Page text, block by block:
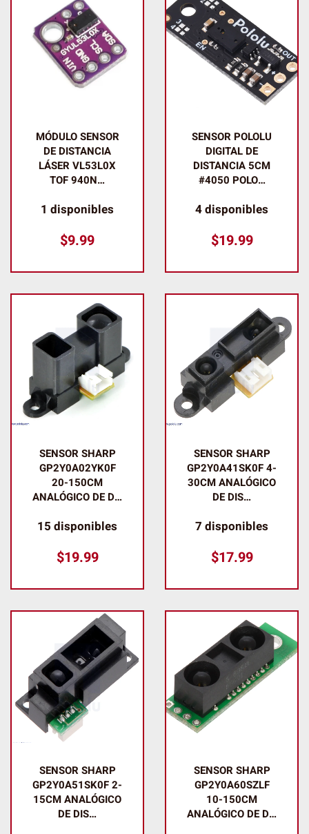
MÓDULO SENSOR
DE DISTANCIA
LÁSER VL53L0X
TOF 940N…
1 disponibles
$9.99
SENSOR POLOLU
DIGITAL DE
DISTANCIA 5CM
#4050 POLO…
4 disponibles
$19.99
SENSOR SHARP
GP2Y0A02YK0F
20-150CM
ANALÓGICO DE D…
15 disponibles
$19.99
SENSOR SHARP
GP2Y0A41SK0F 4-
30CM ANALÓGICO
DE DIS…
7 disponibles
$17.99
SENSOR SHARP
GP2Y0A51SK0F 2-
15CM ANALÓGICO
DE DIS…
SENSOR SHARP
GP2Y0A60SZLF
10-150CM
ANALÓGICO DE D…